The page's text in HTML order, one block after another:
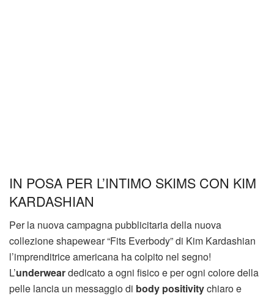
IN POSA PER L’INTIMO SKIMS CON KIM
KARDASHIAN
Per la nuova campagna pubblicitaria della nuova
collezione shapewear “Fits Everbody” di Kim Kardashian
l’imprenditrice americana ha colpito nel segno!
L’underweardedicato a ogni fisico e per ogni colore della
pelle lancia un messaggio di body positivitychiaro e